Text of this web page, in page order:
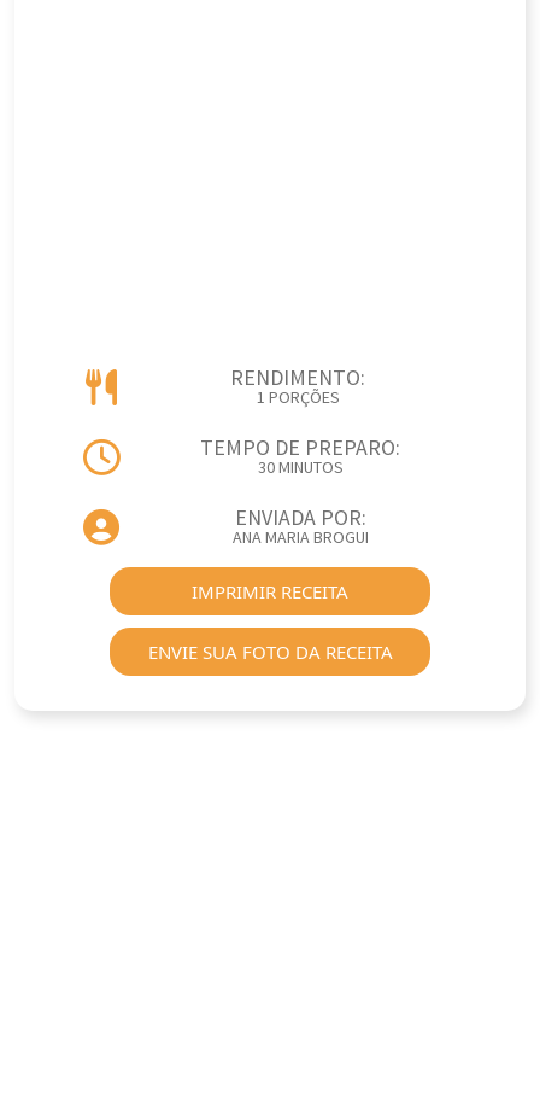
RENDIMENTO:
1 PORÇÕES
TEMPO DE PREPARO:
30 MINUTOS
ENVIADA POR:
ANA MARIA BROGUI
IMPRIMIR RECEITA
ENVIE SUA FOTO DA RECEITA